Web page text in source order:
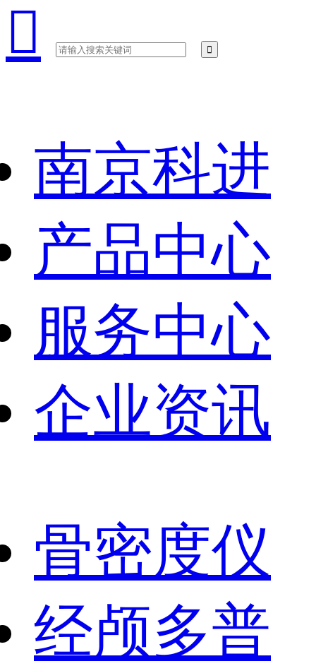

南京科进
产品中心
服务中心
企业资讯
骨密度仪
经颅多普